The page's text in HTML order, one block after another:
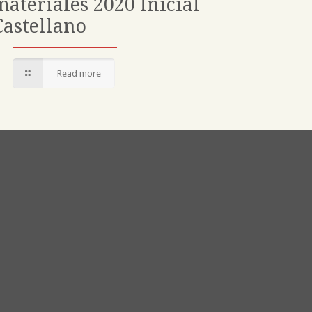
2020 Inicial
Read more